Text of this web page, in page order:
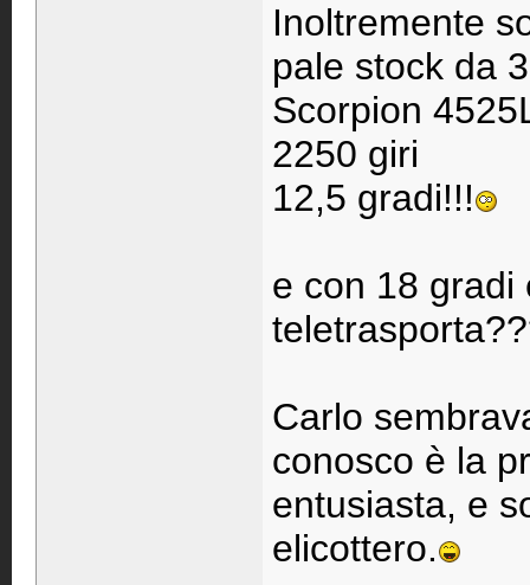
Inoltremente
pale stock da
Scorpion
2250 giri
12,5 gradi!!!
e con 18 gradi
Carlo
conosco è la
entusiasta, e
elicottero.